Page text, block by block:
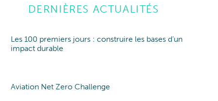
DERNIÈRES ACTUALITÉS
Point de vue Point of view
Les 100 premiers jours : construire les bases d’un
impact durable
Point of view
Aviation Net Zero Challenge